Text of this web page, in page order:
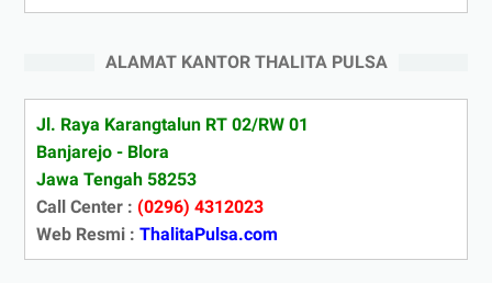
ALAMAT KANTOR THALITA PULSA
Jl. Raya Karangtalun RT 02/RW 01
Banjarejo - Blora
Jawa Tengah 58253
Call Center : (0296) 4312023
Web Resmi : ThalitaPulsa.com